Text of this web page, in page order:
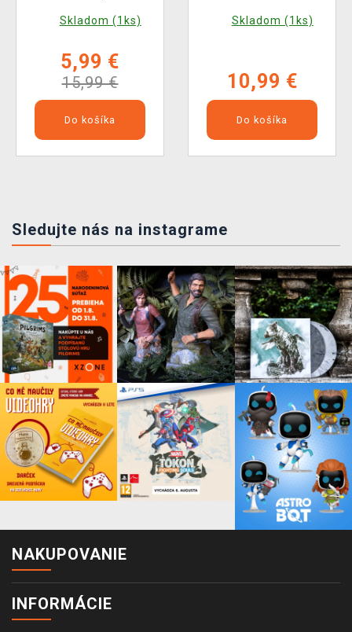
Skladom (1ks)
5,99 €
15,99 €
Do košíka
Skladom (1ks)
10,99 €
Do košíka
Sledujte nás na instagrame
NAKUPOVANIE
INFORMÁCIE